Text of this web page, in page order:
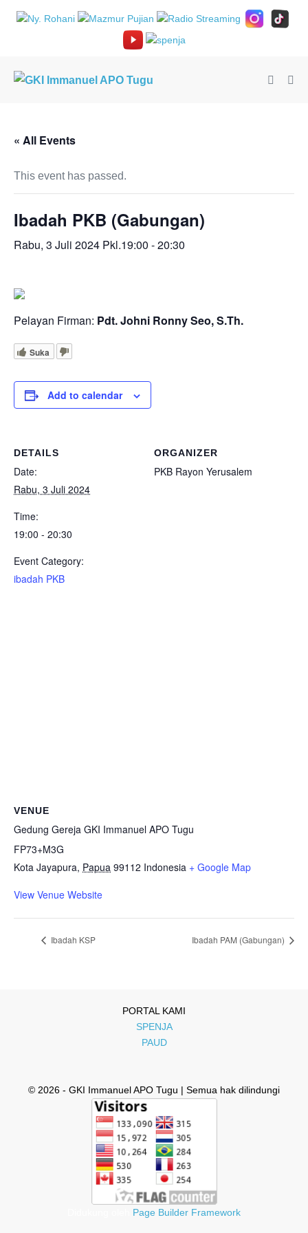
Lompat
Toggle
« All Events
This event has passed.
Ibadah PKB (Gabungan)
Rabu, 3 Juli 2024 Pkl.19:00 -20:30
Pelayan Firman: Pdt. Johni Ronny Seo, S.Th.
Suka
Add to calendar
DETAILS
Date:
Rabu, 3 Juli 2024
Time:
19:00 - 20:30
Event Category:
ibadah PKB
ORGANIZER
PKB Rayon Yerusalem
VENUE
Gedung Gereja GKI Immanuel APO Tugu
FP73+M3G
Kota Jayapura, Papua 99112 Indonesia + Google Map
View Venue Website
Ibadah KSP Ibadah PAM (Gabungan)
PORTAL KAMI
SPENJA
PAUD
© 2026 - GKI Immanuel APO Tugu | Semua hak dilindungi
Page Builder Framework